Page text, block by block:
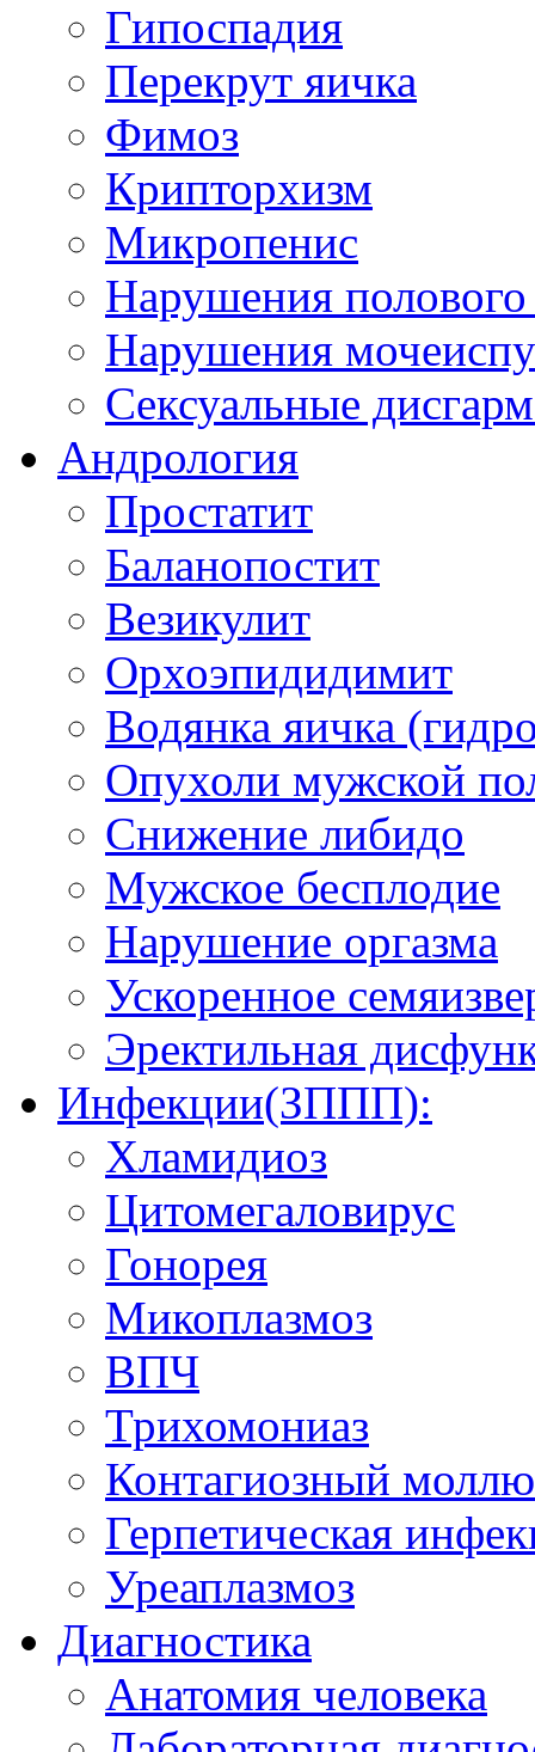
Гипоспадия
Перекрут яичка
Фимоз
Крипторхизм
Микропенис
Нарушения полового
Нарушения
Сексуальные
Андрология
Простатит
Баланопостит
Везикулит
Орхоэпидидимит
Водянка яичка
Опухоли мужской
Снижение либидо
Мужское бесплодие
Нарушение оргазма
Ускоренное
Эректильная
Инфекции(ЗППП):
Хламидиоз
Цитомегаловирус
Гонорея
Микоплазмоз
ВПЧ
Трихомониаз
Контагиозный
Герпетическая
Уреаплазмоз
Диагностика
Анатомия человека